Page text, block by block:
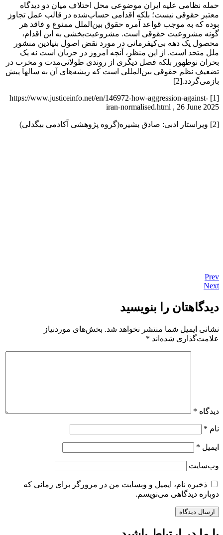
حمله نظامی علیه ایران موضوعی محل اختلاف میان دو دیدگاه
معتبر حقوقی نیست؛ بلکه اقدامی حساب‌شده در قالب عمل تجاوز
بوده که به‌ موجب قواعد آمره حقوق بین‌الملل ممنوع و فاقد هر
گونه مشروعیت حقوقی است. مشروعیت‌بخشی به این اقدام،
محصول یک دهه بی‌کیفرمانی در مورد نقض اصول بنیادین منشور
ملل متحد است. از این منظر، آنچه امروز در جریان است نه یک
بحران نوظهور بلکه فصل دیگری از روندی طولانی‌مدت و مخرب در
تضعیف نظم حقوقی بین‌المللی است که ریشه‌های آن به سالها پیش
بازمی‌گردد.[2]
[1] https://www.justiceinfo.net/en/146972-how-aggression-against-
iran-normalised.html , 26 June 2025
[2] ویراستار ادبی: صادق بشیره(گروه پژوهشی آکادمی بیگدلی)
Prev
Next
دیدگاهتان را بنویسید
نشانی ایمیل شما منتشر نخواهد شد. بخش‌های موردنیاز
علامت‌گذاری شده‌اند *
دیدگاه *
نام *
ایمیل *
وب‌سایت
ذخیره نام، ایمیل و وبسایت من در مرورگر برای زمانی که
دوباره دیدگاهی می‌نویسم.